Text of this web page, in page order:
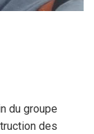
du groupe
des